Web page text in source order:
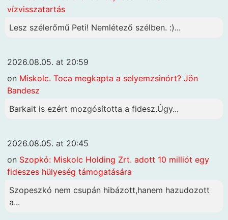
vízvisszatartás
Lesz szélerőmű Peti! Nemlétező szélben. :)...
2026.08.05. at 20:59
on Miskolc. Toca megkapta a selyemzsinórt? Jön
Bandesz
Barkait is ezért mozgósította a fidesz.Úgy...
2026.08.05. at 20:45
on Szopkó: Miskolc Holding Zrt. adott 10 milliót egy
fideszes hülyeség támogatására
Szopeszkó nem csupán hibázott,hanem hazudozott
a...